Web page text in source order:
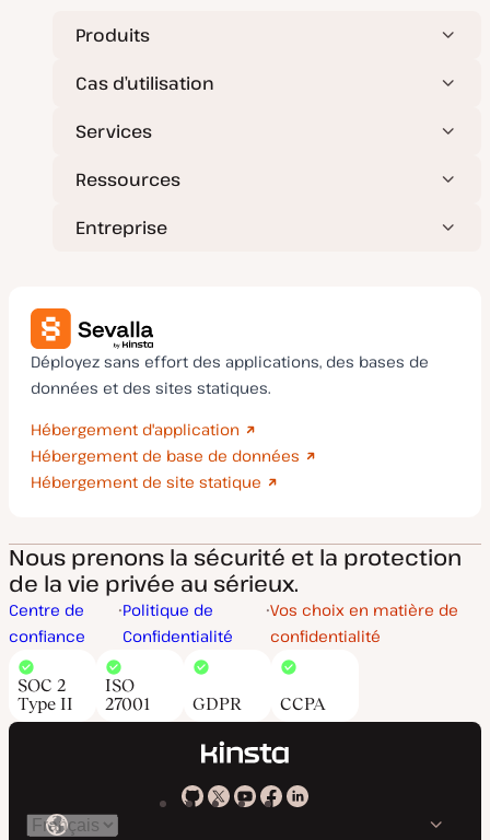
l
i
t
n
Produits
Cas d’utilisation
Services
Ressources
Entreprise
Déployez sans effort des applications, des bases de
données et des sites statiques.
Hébergement d'application
Hébergement de base de données
Hébergement de site statique
Nous prenons la sécurité et la protection
de la vie privée au sérieux.
Centre de
confiance
Politique de
Confidentialité
Vos choix en matière de
confidentialité
SOC 2
Type II
ISO
27001
GDPR CCPA
KinstaKinstaKinsta
KinstaKinsta
Changer